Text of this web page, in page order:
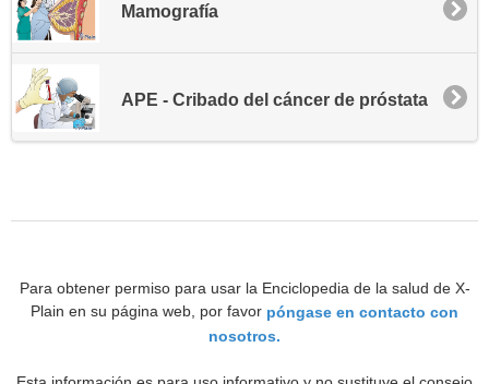
Mamografía
APE - Cribado del cáncer de próstata
Para obtener permiso para usar la Enciclopedia de la salud de X-
Plain en su página web, por favor póngase en contacto con
nosotros.